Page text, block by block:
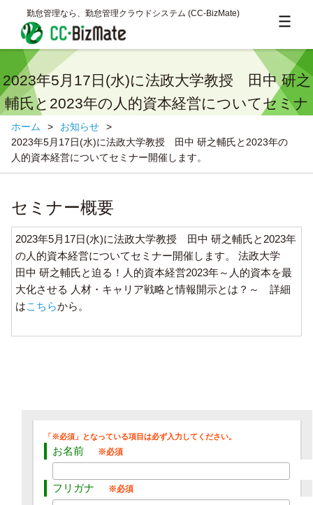
勤怠管理なら、勤怠管理クラウドシステム (CC‐BizMate)
2023年5月17日(水)に法政大学教授 田中 研之
輔氏と2023年の人的資本経営についてセミナ
ー開催します。
ホーム > お知らせ
>
2023年5月17日(水)に法政大学教授 田中 研之輔氏と2023年の
人的資本経営についてセミナー開催します。
セミナー概要
2023年5月17日(水)に法政大学教授 田中 研之輔氏と2023年
の人的資本経営についてセミナー開催します。 法政大学
田中 研之輔氏と迫る！人的資本経営2023年～人的資本を最
大化させる 人材・キャリア戦略と情報開示とは？～ 詳細
はこちらから。
お名前
フリガナ